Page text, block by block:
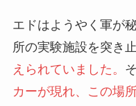
エドはようやく軍が
所の実験施設を突き
えられていました。
カーが現れ、この場